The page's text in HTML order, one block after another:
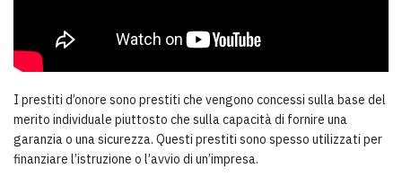
I prestiti d’onore sono prestiti che vengono concessi sulla base del
merito individuale piuttosto che sulla capacità di fornire una
garanzia o una sicurezza. Questi prestiti sono spesso utilizzati per
finanziare l’istruzione o l’avvio di un’impresa.